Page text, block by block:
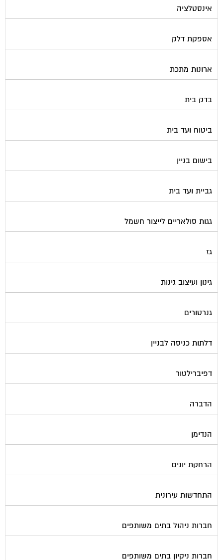
אינסטלציה
אספקת דלק
ארונות מתכת
בדק בית
ביטוח ועד בית
בישום בניין
גביית ועד בית
גגות סולאריים לייצור חשמל
גז
גינון ועיצוב גינות
גנרטורים
דלתות כניסה לבניין
דפיברילטור
הדברה
הנדימן
הרחקת יונים
התחדשות עירונית
חברות ניהול בתים משותפים
חברות ניקיון בתים משותפים